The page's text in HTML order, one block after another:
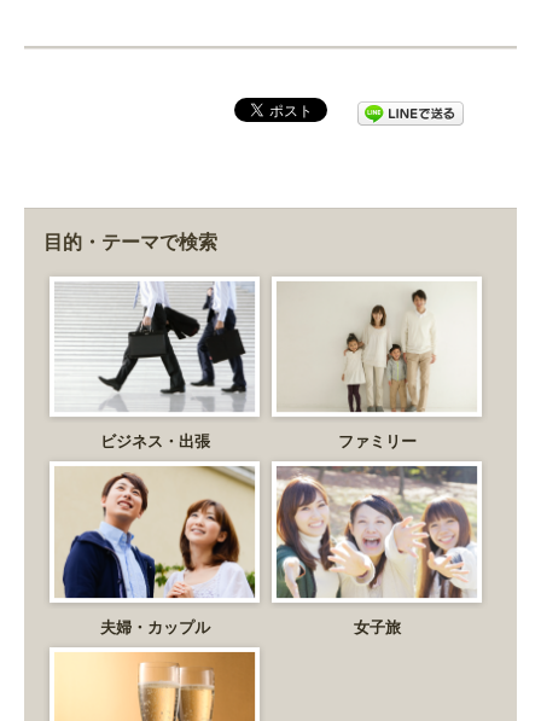
目的・テーマで検索
ビジネス・出張 ファミリー
夫婦・カップル 女子旅